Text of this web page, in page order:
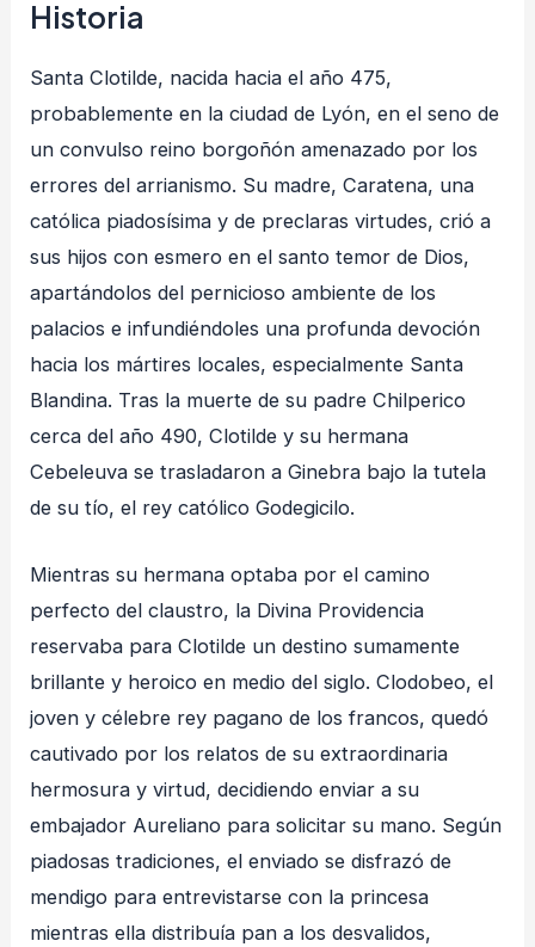
Historia
Santa Clotilde, nacida hacia el año 475,
probablemente en la ciudad de Lyón, en el seno de
un convulso reino borgoñón amenazado por los
errores del arrianismo. Su madre, Caratena, una
católica piadosísima y de preclaras virtudes, crió a
sus hijos con esmero en el santo temor de Dios,
apartándolos del pernicioso ambiente de los
palacios e infundiéndoles una profunda devoción
hacia los mártires locales, especialmente Santa
Blandina. Tras la muerte de su padre Chilperico
cerca del año 490, Clotilde y su hermana
Cebeleuva se trasladaron a Ginebra bajo la tutela
de su tío, el rey católico Godegicilo.
Mientras su hermana optaba por el camino
perfecto del claustro, la Divina Providencia
reservaba para Clotilde un destino sumamente
brillante y heroico en medio del siglo. Clodobeo, el
joven y célebre rey pagano de los francos, quedó
cautivado por los relatos de su extraordinaria
hermosura y virtud, decidiendo enviar a su
embajador Aureliano para solicitar su mano. Según
piadosas tradiciones, el enviado se disfrazó de
mendigo para entrevistarse con la princesa
mientras ella distribuía pan a los desvalidos,